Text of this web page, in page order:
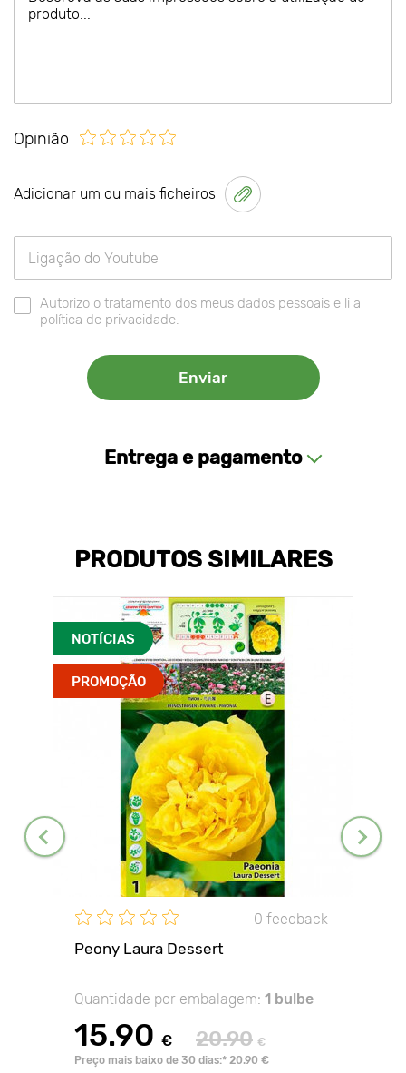
Opinião
Adicionar um ou mais ficheiros
Autorizo o tratamento dos meus dados pessoais e li a
política de privacidade.
Entrega e pagamento
PRODUTOS SIMILARES
NOTÍCIAS
PROMOÇÃO
0 feedback
Peony Laura Dessert
Quantidade por embalagem: 1 bulbe
15.90 € 20.90 €
Preço mais baixo de 30 dias:* 20.90 €